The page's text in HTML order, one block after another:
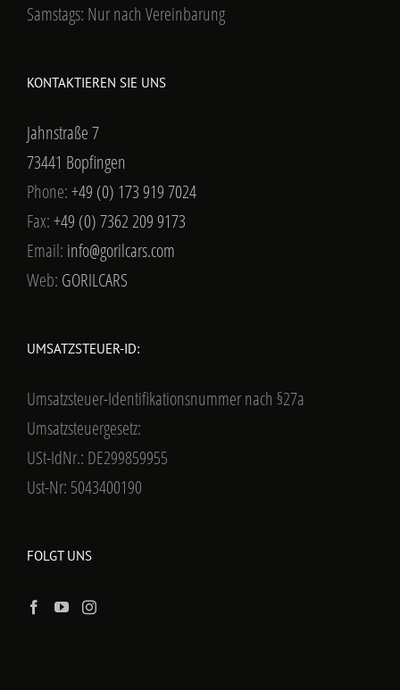
Samstags: Nur nach Vereinbarung
KONTAKTIEREN SIE UNS
Jahnstraße 7
73441 Bopfingen
Phone:+49 (0) 173 919 7024
Fax:+49 (0) 7362 209 9173
Email: info@gorilcars.com
Web: GORILCARS
UMSATZSTEUER-ID:
Umsatzsteuer-Identifikationsnummer nach §27a
Umsatzsteuergesetz:
USt-IdNr.: DE299859955
Ust-Nr: 5043400190
FOLGT UNS